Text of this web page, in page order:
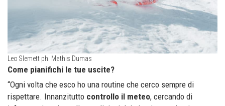
Leo Slemett ph. Mathis Dumas
Come pianifichi le tue uscite?
“Ogni volta che esco ho una routine che cerco sempre di
rispettare. Innanzitutto controllo il meteo, cercando di